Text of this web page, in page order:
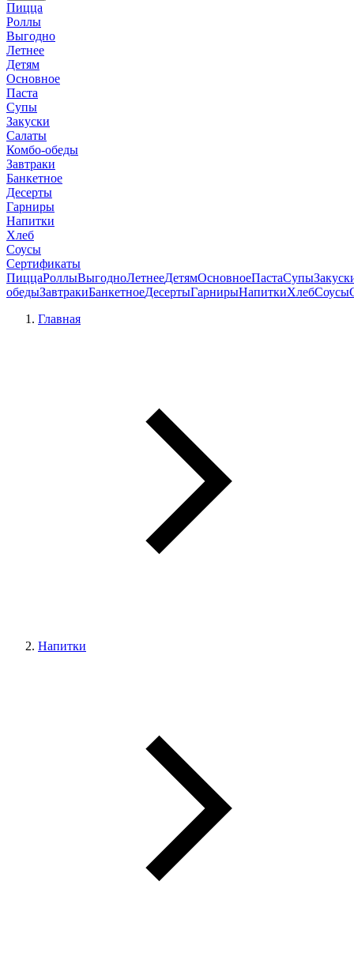
Пицца
Роллы
Выгодно
Летнее
Детям
Основное
Паста
Супы
Закуски
Салаты
Комбо-обеды
Завтраки
Банкетное
Десерты
Гарниры
Напитки
Хлеб
Соусы
Сертификаты
ПиццаРоллыВыгодноЛетнееДетямОсновноеПастаСупы
обедыЗавтракиБанкетноеДесертыГарнирыНапиткиХлебСоусы
Главная
Напитки